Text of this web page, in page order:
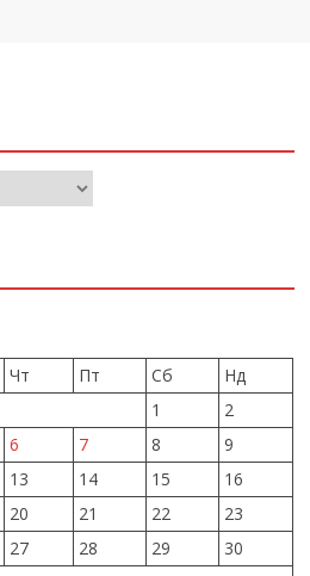
Чт Пт Сб
Нд
1
2
6 7 8
9
13 14 15
16
20 21 22
23
27 28 29
30